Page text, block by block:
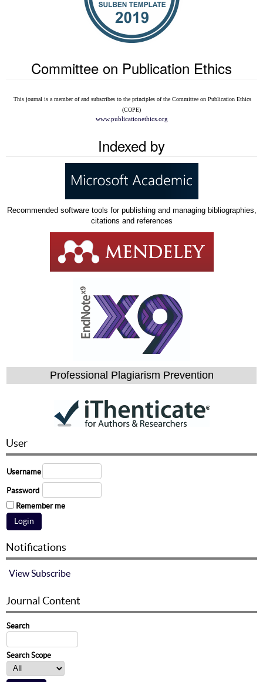
Committee on Publication Ethics
This journal is a member of and subscribes to the principles of the Committee on Publication Ethics
(COPE)
www.publicationethics.org
Indexed by
Recommended software tools for publishing and managing bibliographies,
citations and references
Professional Plagiarism Prevention
User
Username
Password
Remember me
Notifications
ViewSubscribe
Journal Content
Search
Search Scope